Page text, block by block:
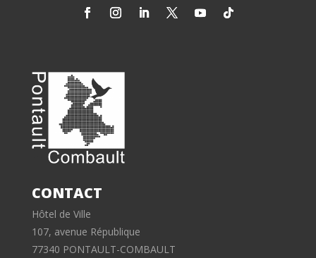
CONTACT
Hôtel de Ville
107, avenue République
77340 PONTAULT-COMBAULT